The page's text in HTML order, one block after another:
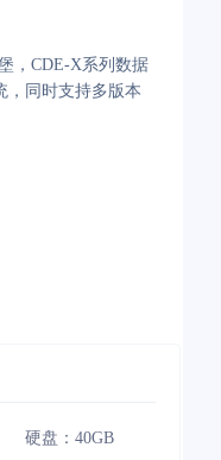
，CDE-X系列数据
，同时支持多版本
硬盘：40GB